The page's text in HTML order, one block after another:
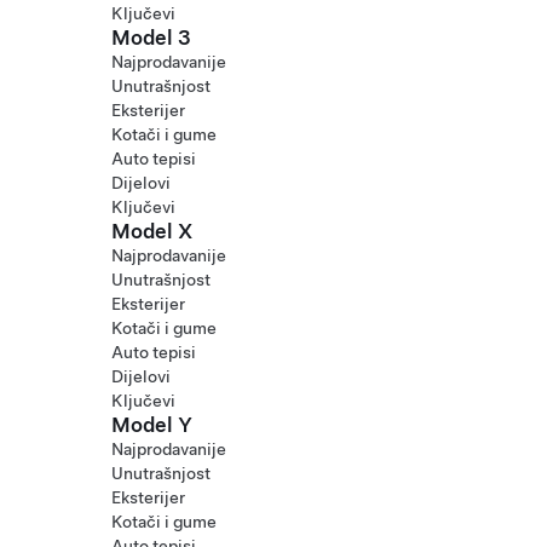
Ključevi
Model 3
Najprodavanije
Unutrašnjost
Eksterijer
Kotači i gume
Auto tepisi
Dijelovi
Ključevi
Model X
Najprodavanije
Unutrašnjost
Eksterijer
Kotači i gume
Auto tepisi
Dijelovi
Ključevi
Model Y
Najprodavanije
Unutrašnjost
Eksterijer
Kotači i gume